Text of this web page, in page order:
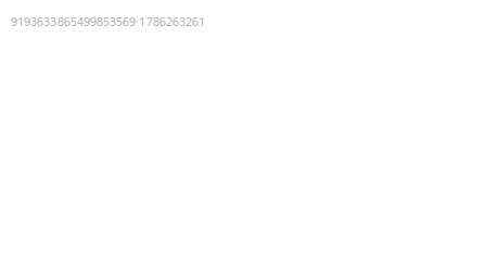
9193633865499853569:1786263261